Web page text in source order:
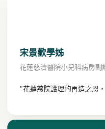
宋景歡學姊
花蓮慈濟醫院小兒科病房
"花蓮慈院護理的再造之恩